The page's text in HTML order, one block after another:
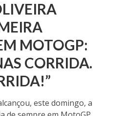
MOTOGP:
CORRIDA.
este domingo, a